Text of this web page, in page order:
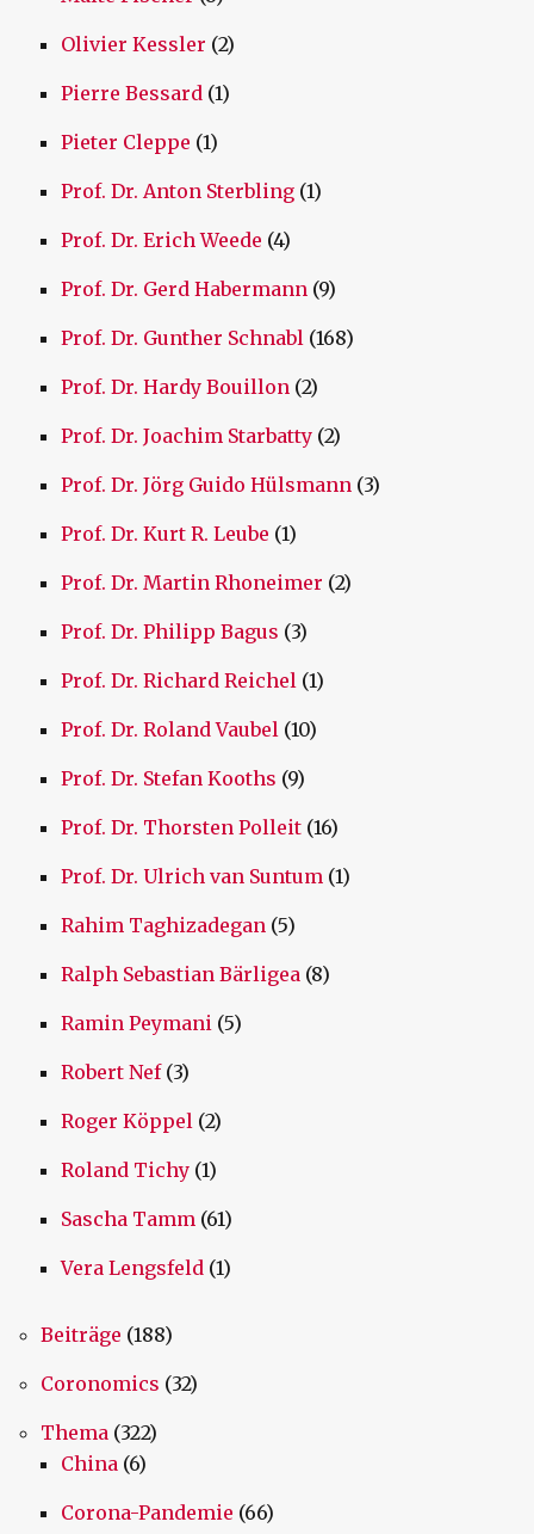
Olivier Kessler (2)
Pierre Bessard (1)
Pieter Cleppe (1)
Prof. Dr. Anton Sterbling (1)
Prof. Dr. Erich Weede (4)
Prof. Dr. Gerd Habermann (9)
Prof. Dr. Gunther Schnabl (168)
Prof. Dr. Hardy Bouillon (2)
Prof. Dr. Joachim Starbatty (2)
Prof. Dr. Jörg Guido Hülsmann (3)
Prof. Dr. Kurt R. Leube (1)
Prof. Dr. Martin Rhoneimer (2)
Prof. Dr. Philipp Bagus (3)
Prof. Dr. Richard Reichel (1)
Prof. Dr. Roland Vaubel (10)
Prof. Dr. Stefan Kooths (9)
Prof. Dr. Thorsten Polleit (16)
Prof. Dr. Ulrich van Suntum (1)
Rahim Taghizadegan (5)
Ralph Sebastian Bärligea (8)
Ramin Peymani (5)
Robert Nef(3)
Roger Köppel (2)
Roland Tichy (1)
Sascha Tamm (61)
Vera Lengsfeld (1)
Beiträge (188)
Coronomics (32)
Thema (322)
China (6)
Corona-Pandemie (66)